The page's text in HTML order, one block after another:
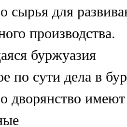
сырья для
производства.
буржуазия
по сути дела в
дворянство